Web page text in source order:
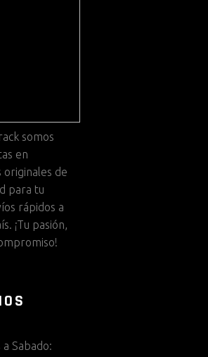
somos
en
originales de
para tu
rápidos a
¡Tu pasión,
a Sabado: